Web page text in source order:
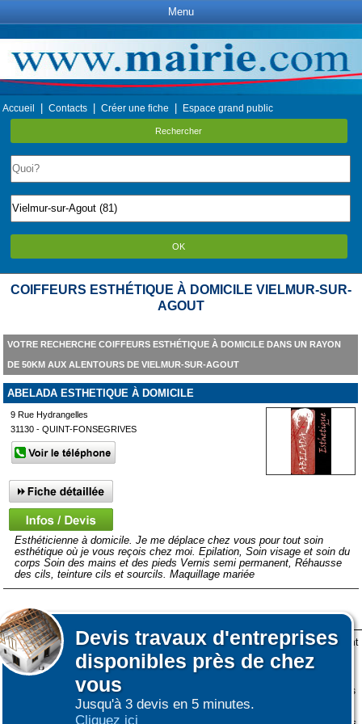
Menu
Accueil Contacts Créer une fiche Espace grand public
Rechercher
OK
COIFFEURS ESTHÉTIQUE À DOMICILE VIELMUR-SUR-
AGOUT
Devis travaux d'entreprises
disponibles près de chez
vous
Jusqu'à 3 devis en 5 minutes.
Cliquez ici
VOTRE RECHERCHE COIFFEURS ESTHÉTIQUE À DOMICILE DANS UN RAYON
DE 50KM AUX ALENTOURS DE VIELMUR-SUR-AGOUT
ABELADA ESTHETIQUE À DOMICILE
9 Rue Hydrangelles
31130 - QUINT-FONSEGRIVES
Esthéticienne à domicile. Je me déplace chez vous pour tout soin
esthétique où je vous reçois chez moi. Epilation, Soin visage et soin du
corps Soin des mains et des pieds Vernis semi permanent, Réhausse
des cils, teinture cils et sourcils. Maquillage mariée
Lors de votre visite sur notre site des fichiers informatiques nommés cookies sont
déposés sur votre terminal. Ces cookies sont utilisés pour la navigation, le
fonctionnement du site et les mesures d'audience pour l'éditeur.
Nous ne collectons pas vos données personnelles au travers des cookies à des
fins publicitaires ni pour nous ni pour des tiers.